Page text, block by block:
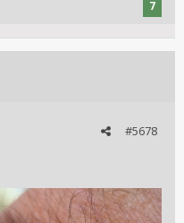
7
#5678